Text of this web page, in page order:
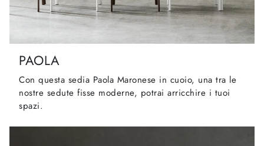
PAOLA
Con questa sedia Paola Maronese in cuoio, una tra le
nostre sedute fisse moderne, potrai arricchire i tuoi
spazi.